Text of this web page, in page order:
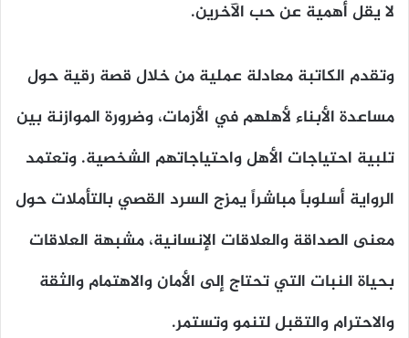
لا يقل أهمية عن حب الآخرين.
وتقدم الكاتبة معادلة عملية من خلال قصة رقية حول
مساعدة الأبناء لأهلهم في الأزمات، وضرورة الموازنة بين
تلبية احتياجات الأهل واحتياجاتهم الشخصية. وتعتمد
الرواية أسلوباً مباشراً يمزج السرد القصي بالتأملات حول
معنى الصداقة والعلاقات الإنسانية، مشبهة العلاقات
بحياة النبات التي تحتاج إلى الأمان والاهتمام والثقة
والاحترام والتقبل لتنمو وتستمر.